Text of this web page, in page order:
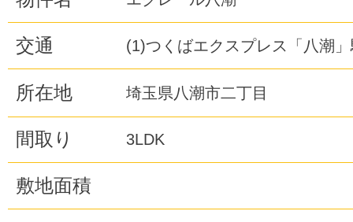
交通 (1)つくばエクスプレス「八潮
所在地 埼玉県八潮市二丁目
間取り 3LDK
敷地面積